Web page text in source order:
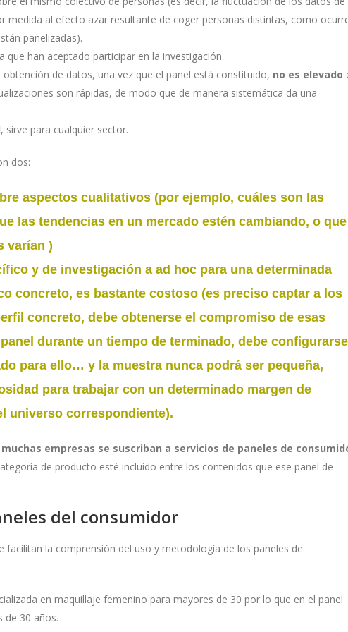
medida al efecto azar resultante de coger personas distintas, como
panelizadas).
que han aceptado participar en la investigación.
obtención de datos, una vez que el panel está constituido, no es elevado
son rápidas, de modo que de manera sistemática da una
, sirve para cualquier sector.
dos:
aspectos cualitativos (por ejemplo, cuáles son las
las tendencias en un mercado estén cambiando, o que
varían )
y de investigación a ad hoc para una determinada
concreto, es bastante costoso (es preciso captar a los
concreto, debe obtenerse el compromiso de esas
durante un tiempo de terminado, debe configurarse
para ello… y la muestra nunca podrá ser pequeña,
para trabajar con un determinado margen de
universo correspondiente).
muchas empresas se suscriban a servicios de paneles de
de producto esté incluido entre los contenidos que ese panel de
del consumidor
la comprensión del uso y metodología de los paneles de
en maquillaje femenino para mayores de 30 por lo que en el panel
de 30 años.